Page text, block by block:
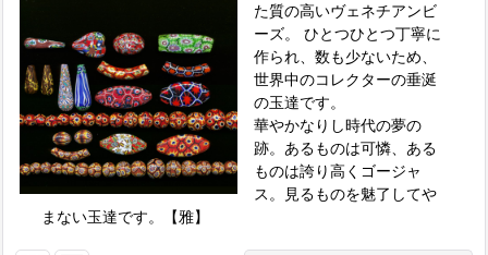
た質の高いヴェネチアンビ
ーズ。 ひとつひとつ丁寧に
作られ、数も少ないため、
世界中のコレクターの垂涎
の玉達です。
華やかなりし時代の夢の
跡。あるものは可憐、ある
ものは誇り高くゴージャ
ス。見るものを魅了してや
まない玉達です。【雅】